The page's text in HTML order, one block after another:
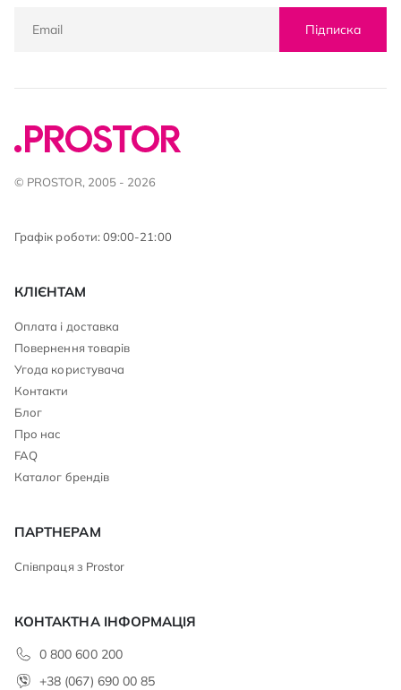
Підписка
© PROSTOR, 2005 - 2026
Графік роботи: 09:00-21:00
КЛІЄНТАМ
Оплата і доставка
Повернення товарів
Угода користувача
Контакти
Блог
Про нас
FAQ
Каталог брендів
ПАРТНЕРАМ
Співпраця з Prostor
КОНТАКТНА ІНФОРМАЦІЯ
0 800 600 200
+38 (067) 690 00 85